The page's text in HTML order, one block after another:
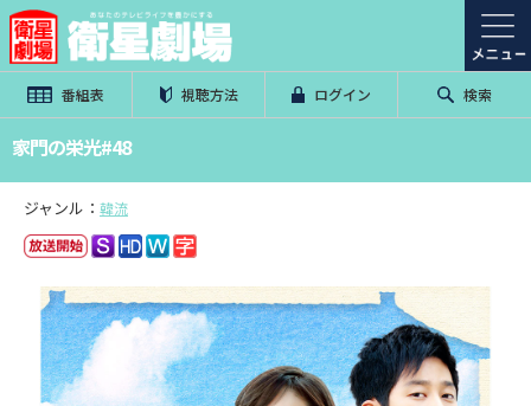
番組表 視聴方法 ログイン 検索
家門の栄光#48
ジャンル： 韓流